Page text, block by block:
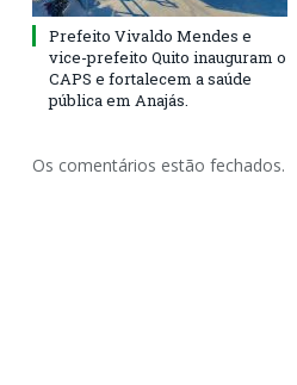
Prefeito Vivaldo Mendes e
vice-prefeito Quito inauguram o
CAPS e fortalecem a saúde
pública em Anajás.
Os comentários estão fechados.